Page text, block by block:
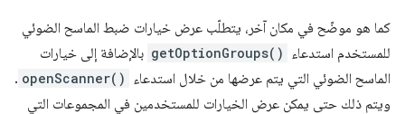
كما هو موضّح في مكان آخر، يتطلّب عرض خيارات ضبط الماسح الضوئي
للمستخدم استدعاء getOptionGroups() بالإضافة إلى خيارات
الماسح الضوئي التي يتم عرضها من خلال استدعاء openScanner()
.
ويتم ذلك حتى يمكن عرض الخيارات للمستخدمين في المجموعات التي